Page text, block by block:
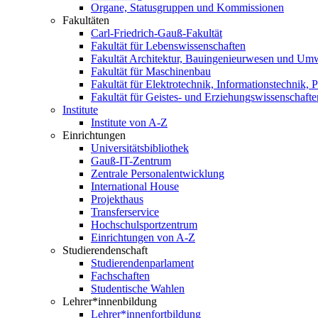
Organe, Statusgruppen und Kommissionen
Fakultäten
Carl-Friedrich-Gauß-Fakultät
Fakultät für Lebenswissenschaften
Fakultät Architektur, Bauingenieurwesen und
Fakultät für Maschinenbau
Fakultät für Elektrotechnik, Informationstechnik,
Fakultät für Geistes- und
Institute
Institute von A-Z
Einrichtungen
Universitätsbibliothek
Gauß-IT-Zentrum
Zentrale Personalentwicklung
International House
Projekthaus
Transferservice
Hochschulsportzentrum
Einrichtungen von A-Z
Studierendenschaft
Studierendenparlament
Fachschaften
Studentische Wahlen
Lehrer*innenbildung
Lehrer*innenfortbildung